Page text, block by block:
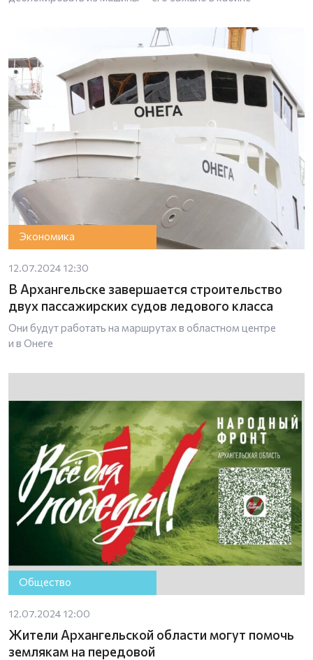
Экономика
12.07.2024 12:30
В Архангельске завершается строительство
двух пассажирских судов ледового класса
Они будут работать на маршрутах в областном центре
и в Онеге
Общество
12.07.2024 12:00
Жители Архангельской области могут помочь
землякам на передовой